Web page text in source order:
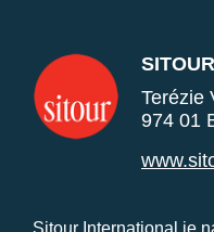
Terézie
974 01